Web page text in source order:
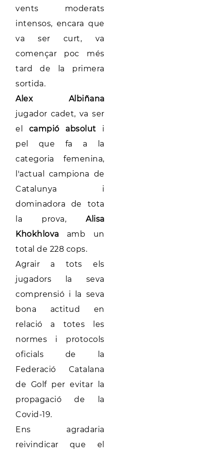
vents moderats
intensos, encara que
va ser curt, va
començar poc més
tard de la primera
sortida.
Alex Albiñana
jugador cadet, va ser
el campió absolut i
pel que fa a la
categoria femenina,
l'actual campiona de
Catalunya i
dominadora de tota
la prova,Alisa
Khokhlova amb un
total de 228 cops.
Agrair a tots els
jugadors la seva
comprensió i la seva
bona actitud en
relació a totes les
normes i protocols
oficials de la
Federació Catalana
de Golf per evitar la
propagació de la
Covid-19.
Ens agradaria
reivindicar que el